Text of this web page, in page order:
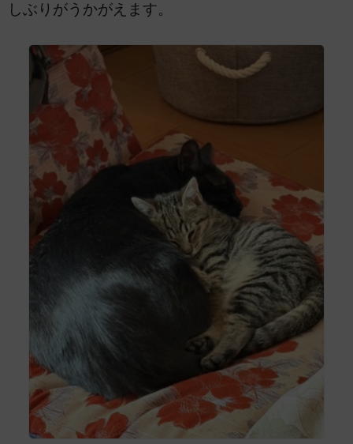
しぶりがうかがえます。